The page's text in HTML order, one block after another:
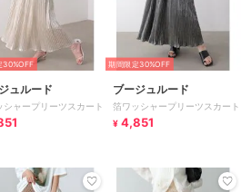
30%OFF
ュルード
シャープリーツスカート
期間限定30%OFF
ブージュルード
箔ワッシャープリーツスカート
¥ 4,851